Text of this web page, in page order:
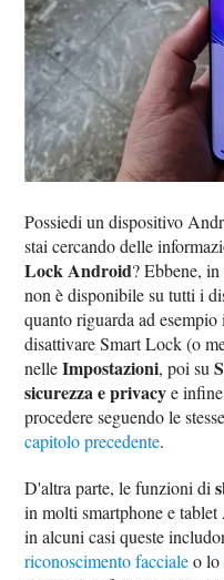
Possiedi un dispositivo
stai cercando delle
Lock Android? Ebbene,
non è disponibile su tutti i
quanto riguarda ad
disattivare Smart Lock (o
nelleImpostazioni, poi su
sicurezza e privacye
procedere seguendo le
capitolo precedente.
D'altra parte, le funzioni di
in molti smartphone e
in alcuni casi queste
riconoscimento faccialeo lo